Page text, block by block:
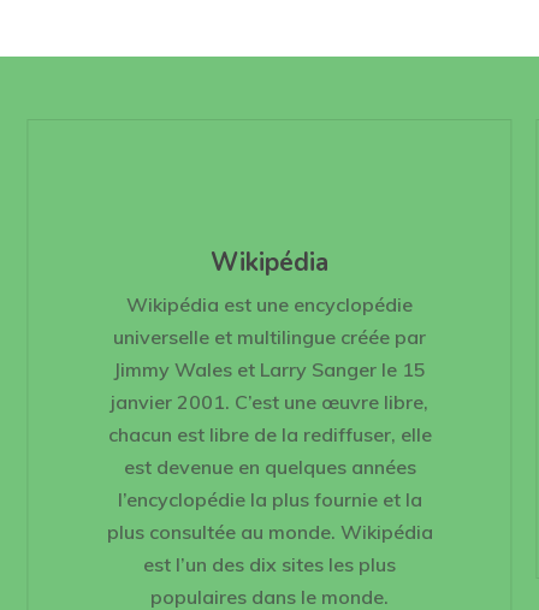
Wikipédia
Wikipédia est une encyclopédie
universelle et multilingue créée par
Jimmy Wales et Larry Sanger le 15
janvier 2001. C’est une œuvre libre,
chacun est libre de la rediffuser, elle
est devenue en quelques années
l’encyclopédie la plus fournie et la
plus consultée au monde. Wikipédia
est l’un des dix sites les plus
populaires dans le monde.